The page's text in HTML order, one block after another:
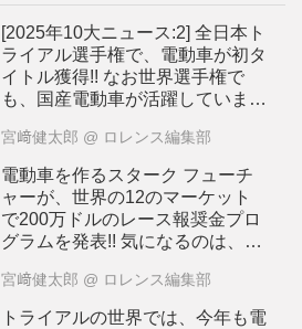
[2025年10大ニュース:2] 全日本ト
ライアル選手権で、電動車が初タ
イトル獲得!! なお世界選手権で
も、国産電動車が活躍していま
宮﨑健太郎 @ ロレンス編集部
電動車を作るスターク フューチ
ャーが、世界の12のマーケット
で200万ドルのレース報奨金プロ
グラムを発表!! 気になるのは、日
すが・・・？
宮﨑健太郎 @ ロレンス編集部
トライアルの世界では、今年も電